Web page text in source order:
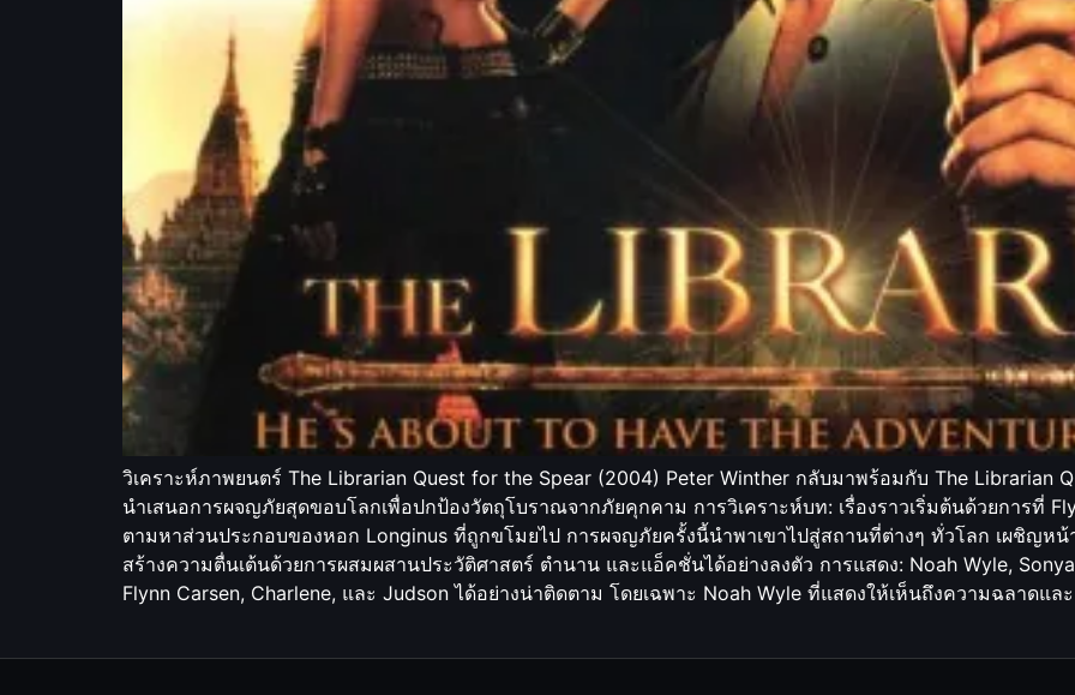
วิเคราะห์ภาพยนตร์ The Librarian Quest for the Spear (2004) Peter Winther กลับมาพร้อมกับ The
นำเสนอการผจญภัยสุดขอบโลกเพื่อปกป้องวัตถุโบราณจากภัยคุกคาม การวิเคราะห์บท: เรื่องราวเริ่มต้นด้วยการที่
ตามหาส่วนประกอบของหอก Longinus ที่ถูกขโมยไป การผจญภัยครั้งนี้นำพาเขาไปสู่สถานที่ต่างๆ ทั่วโลก เผชิญห
สร้างความตื่นเต้นด้วยการผสมผสานประวัติศาสตร์ ตำนาน และแอ็คชั่นได้อย่างลงตัว การแสดง: Noah Wyle,
Flynn Carsen, Charlene, และ Judson ได้อย่างน่าติดตาม โดยเฉพาะ Noah Wyle ที่แสดงให้เห็นถึงความฉลาดแ